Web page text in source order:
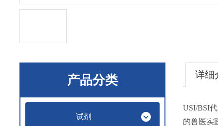
产品分类
试剂
详细
USI/BSI
的兽医实